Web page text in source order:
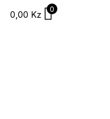
0,00 Kz
0